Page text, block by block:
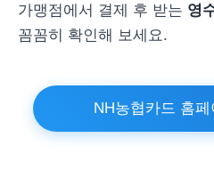
가맹점에서 결제 후 받는 영
꼼꼼히 확인해 보세요.
NH농협카드 홈